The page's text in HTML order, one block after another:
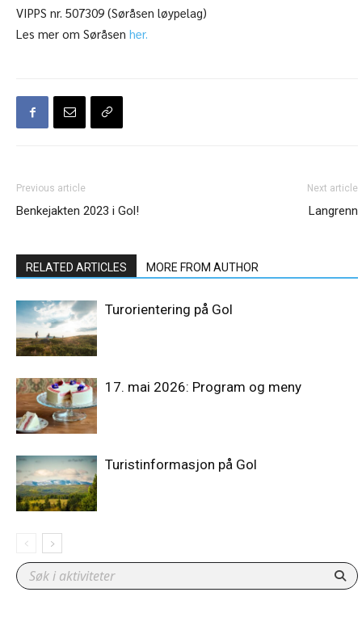
VIPPS nr. 507309 (Søråsen løypelag)
Les mer om Søråsen her.
Previous article
Benkejakten 2023 i Gol!
Next article
Langrenn
RELATED ARTICLES MORE FROM AUTHOR
Turorientering på Gol
17. mai 2026: Program og meny
Turistinformasjon på Gol